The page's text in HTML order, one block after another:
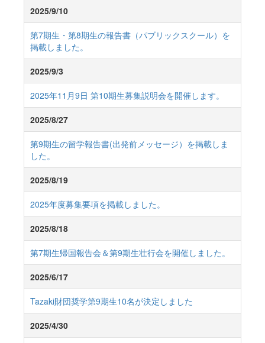
2025/9/10
第7期生・第8期生の報告書（パブリックスクール）を
掲載しました。
2025/9/3
2025年11月9日 第10期生募集説明会を開催します。
2025/8/27
第9期生の留学報告書(出発前メッセージ）を掲載しま
した。
2025/8/19
2025年度募集要項を掲載しました。
2025/8/18
第7期生帰国報告会＆第9期生壮行会を開催しました。
2025/6/17
Tazaki財団奨学第9期生10名が決定しました
2025/4/30